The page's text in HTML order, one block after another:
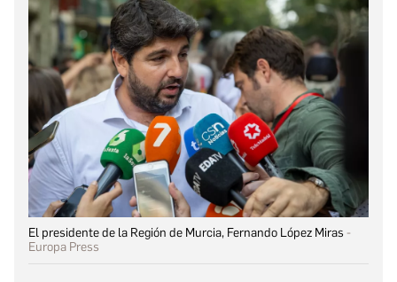
El presidente de la Región de Murcia, Fernando López Miras
Europa Press